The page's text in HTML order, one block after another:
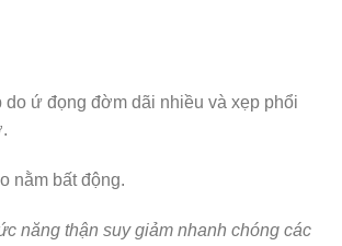
do ứ đọng đờm dãi nhiều và xẹp phổi
nằm bất động.
năng thận suy giảm nhanh chóng các